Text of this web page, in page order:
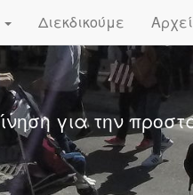
Διεκδικούμε
για την